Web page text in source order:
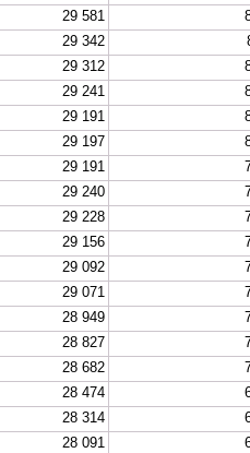
29 581
29 342
29 312
29 241
29 191
29 197
29 191
29 240
29 228
29 156
29 092
29 071
28 949
28 827
28 682
28 474
28 314
28 091